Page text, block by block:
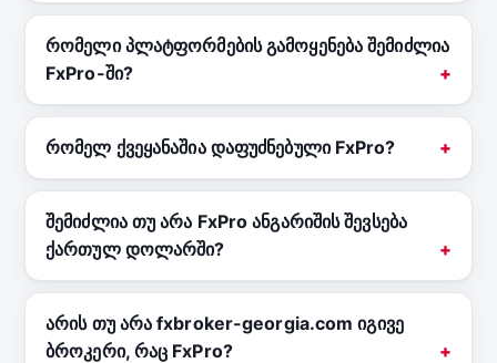
რომელი პლატფორმების გამოყენება შემიძლია
FxPro-ში?
რომელ ქვეყანაშია დაფუძნებული FxPro?
შემიძლია თუ არა FxPro ანგარიშის შევსება
ქართულ დოლარში?
არის თუ არა fxbroker-georgia.com იგივე
ბროკერი, რაც FxPro?